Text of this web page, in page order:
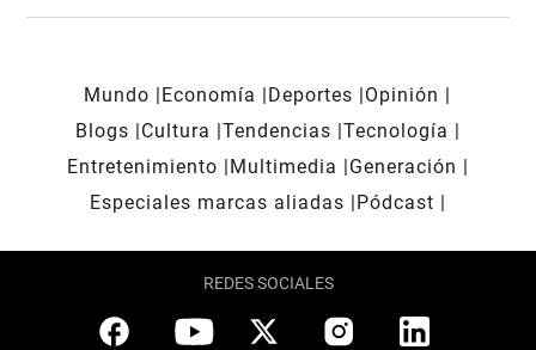
Mundo Economía Deportes
Opinión
Blogs
Cultura Tendencias Tecnología
Entretenimiento
Multimedia
Generación
Especiales marcas aliadas
Pódcast
REDES SOCIALES